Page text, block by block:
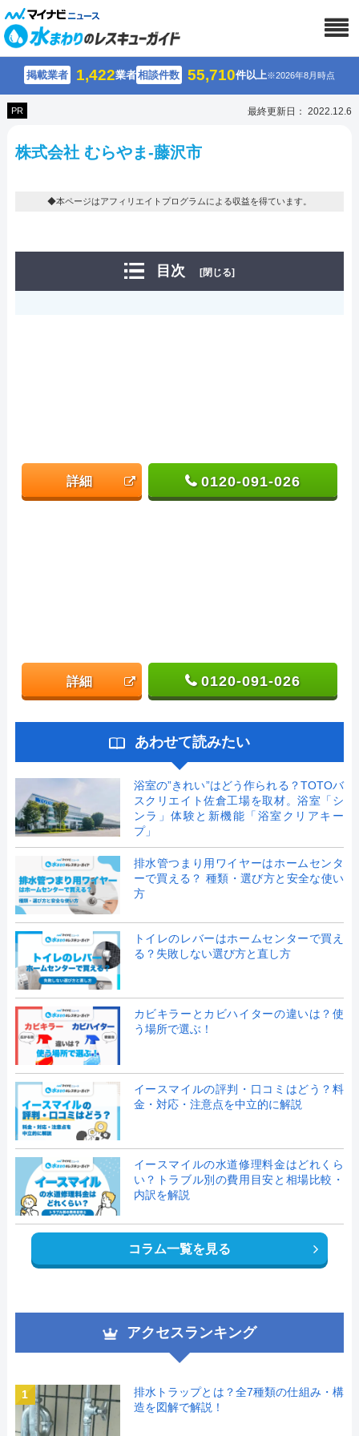
掲載業者 1,422業者相談件数 55,710件以上※2026年8月時点
PR 最終更新日： 2022.12.6
株式会社 むらやま-藤沢市
◆本ページはアフィリエイトプログラムによる収益を得ています。
目次 [閉じる]
詳細 0120-091-026
詳細 0120-091-026
あわせて読みたい
浴室の”きれい”はどう作られる？TOTOバ
スクリエイト佐倉工場を取材。浴室「シ
ンラ」体験と新機能「浴室クリアキー
プ」
排水管つまり用ワイヤーはホームセンタ
ーで買える？ 種類・選び方と安全な使い
方
トイレのレバーはホームセンターで買え
る？失敗しない選び方と直し方
カビキラーとカビハイターの違いは？使
う場所で選ぶ！
イースマイルの評判・口コミはどう？料
金・対応・注意点を中立的に解説
イースマイルの水道修理料金はどれくら
い？トラブル別の費用目安と相場比較・
内訳を解説
コラム一覧を見る
アクセスランキング
1
排水トラップとは？全7種類の仕組み・構
造を図解で解説！